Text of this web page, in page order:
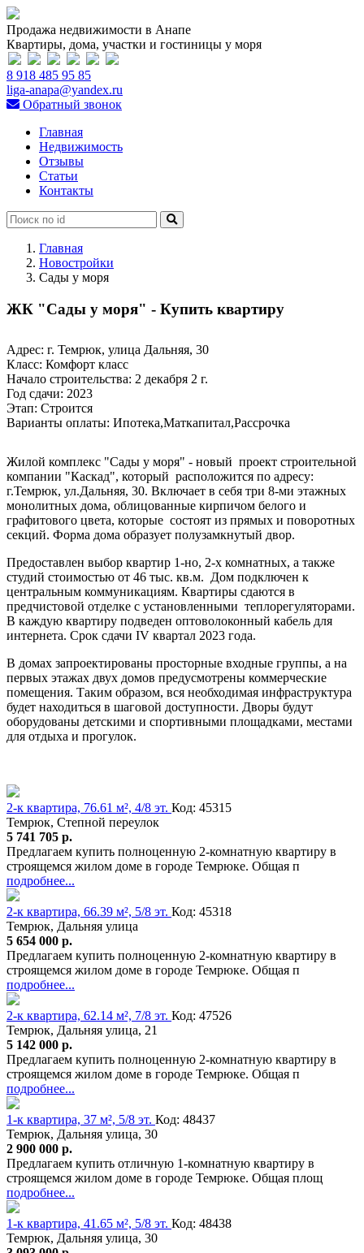
Продажа недвижимости в Анапе
Квартиры, дома, участки и гостиницы у моря
8 918 485 95 85
liga-anapa@yandex.ru
Обратный звонок
Главная
Недвижимость
Отзывы
Статьи
Контакты
Главная
Новостройки
Сады у моря
ЖК "Сады у моря" - Купить квартиру
Адрес: г. Темрюк, улица Дальняя, 30
Класс: Комфорт класс
Начало строительства: 2 декабря 2 г.
Год сдачи: 2023
Этап: Строится
Варианты оплаты: Ипотека,Маткапитал,Рассрочка
Жилой комплекс "Сады у моря" - новый проект строительной
компании "Каскад", который расположится по адресу:
г.Темрюк, ул.Дальняя, 30. Включает в себя три 8-ми этажных
монолитных дома, облицованные кирпичом белого и
графитового цвета, которые состоят из прямых и поворотных
секций. Форма дома образует полузамкнутый двор.
Предоставлен выбор квартир 1-но, 2-х комнатных, а также
студий стоимостью от 46 тыс. кв.м. Дом подключен к
центральным коммуникациям. Квартиры сдаются в
предчистовой отделке с установленными теплорегуляторами.
В каждую квартиру подведен оптоволоконный кабель для
интернета. Срок сдачи IV квартал 2023 года.
В домах запроектированы просторные входные группы, а на
первых этажах двух домов предусмотрены коммерческие
помещения. Таким образом, вся необходимая инфраструктура
будет находиться в шаговой доступности. Дворы будут
оборудованы детскими и спортивными площадками, местами
для отдыха и прогулок.
2-к квартира, 76.61 м², 4/8 эт. Код: 45315
Темрюк, Степной переулок
5 741 705 р.
Предлагаем купить полноценную 2-комнатную квартиру в
строящемся жилом доме в городе Темрюке. Общая п
подробнее...
2-к квартира, 66.39 м², 5/8 эт. Код: 45318
Темрюк, Дальняя улица
5 654 000 р.
Предлагаем купить полноценную 2-комнатную квартиру в
строящемся жилом доме в городе Темрюке. Общая п
подробнее...
2-к квартира, 62.14 м², 7/8 эт. Код: 47526
Темрюк, Дальняя улица, 21
5 142 000 р.
Предлагаем купить полноценную 2-комнатную квартиру в
строящемся жилом доме в городе Темрюке. Общая п
подробнее...
1-к квартира, 37 м², 5/8 эт. Код: 48437
Темрюк, Дальняя улица, 30
2 900 000 р.
Предлагаем купить отличную 1-комнатную квартиру в
строящемся жилом доме в городе Темрюке. Общая площ
подробнее...
1-к квартира, 41.65 м², 5/8 эт. Код: 48438
Темрюк, Дальняя улица, 30